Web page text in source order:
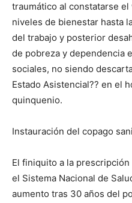
traumático al constatarse
niveles de bienestar hasta
del trabajo y posterior
de pobreza y dependencia
sociales, no siendo
Estado Asistencial?? en el
quinquenio.
Instauración del copago
El finiquito a la
el Sistema Nacional de
aumento tras 30 años del